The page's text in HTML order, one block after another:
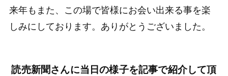
来年もまた、この場で皆様にお会い出来る事を楽
しみにしております。ありがとうございました。
読売新聞さんに当日の様子を記事で紹介して頂